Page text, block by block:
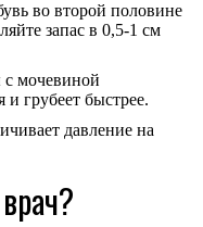
во второй половине
запас в 0,5-1 см
с мочевиной
и грубеет быстрее.
давление на